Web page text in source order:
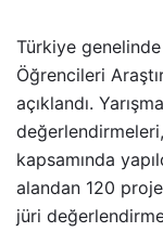
Türkiye
Öğrencileri
açıklandı.
kapsamında
alandan 120
jüri